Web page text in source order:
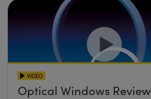
VIDÉO
Optical Windows Review